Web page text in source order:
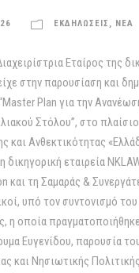
ΕΚΔΗΛΩΣΕΙΣ , ΝΕΑ
Εταίρος της
στην παρουσίαση και
Plan για την
Στόλου”, στο
και Ανθεκτικότητας
εταιρεία
και τη Σαμαράς &
υπό τον συντονισμό του
η οποία
Ευγενίδου, παρουσία
και Νησιωτικής